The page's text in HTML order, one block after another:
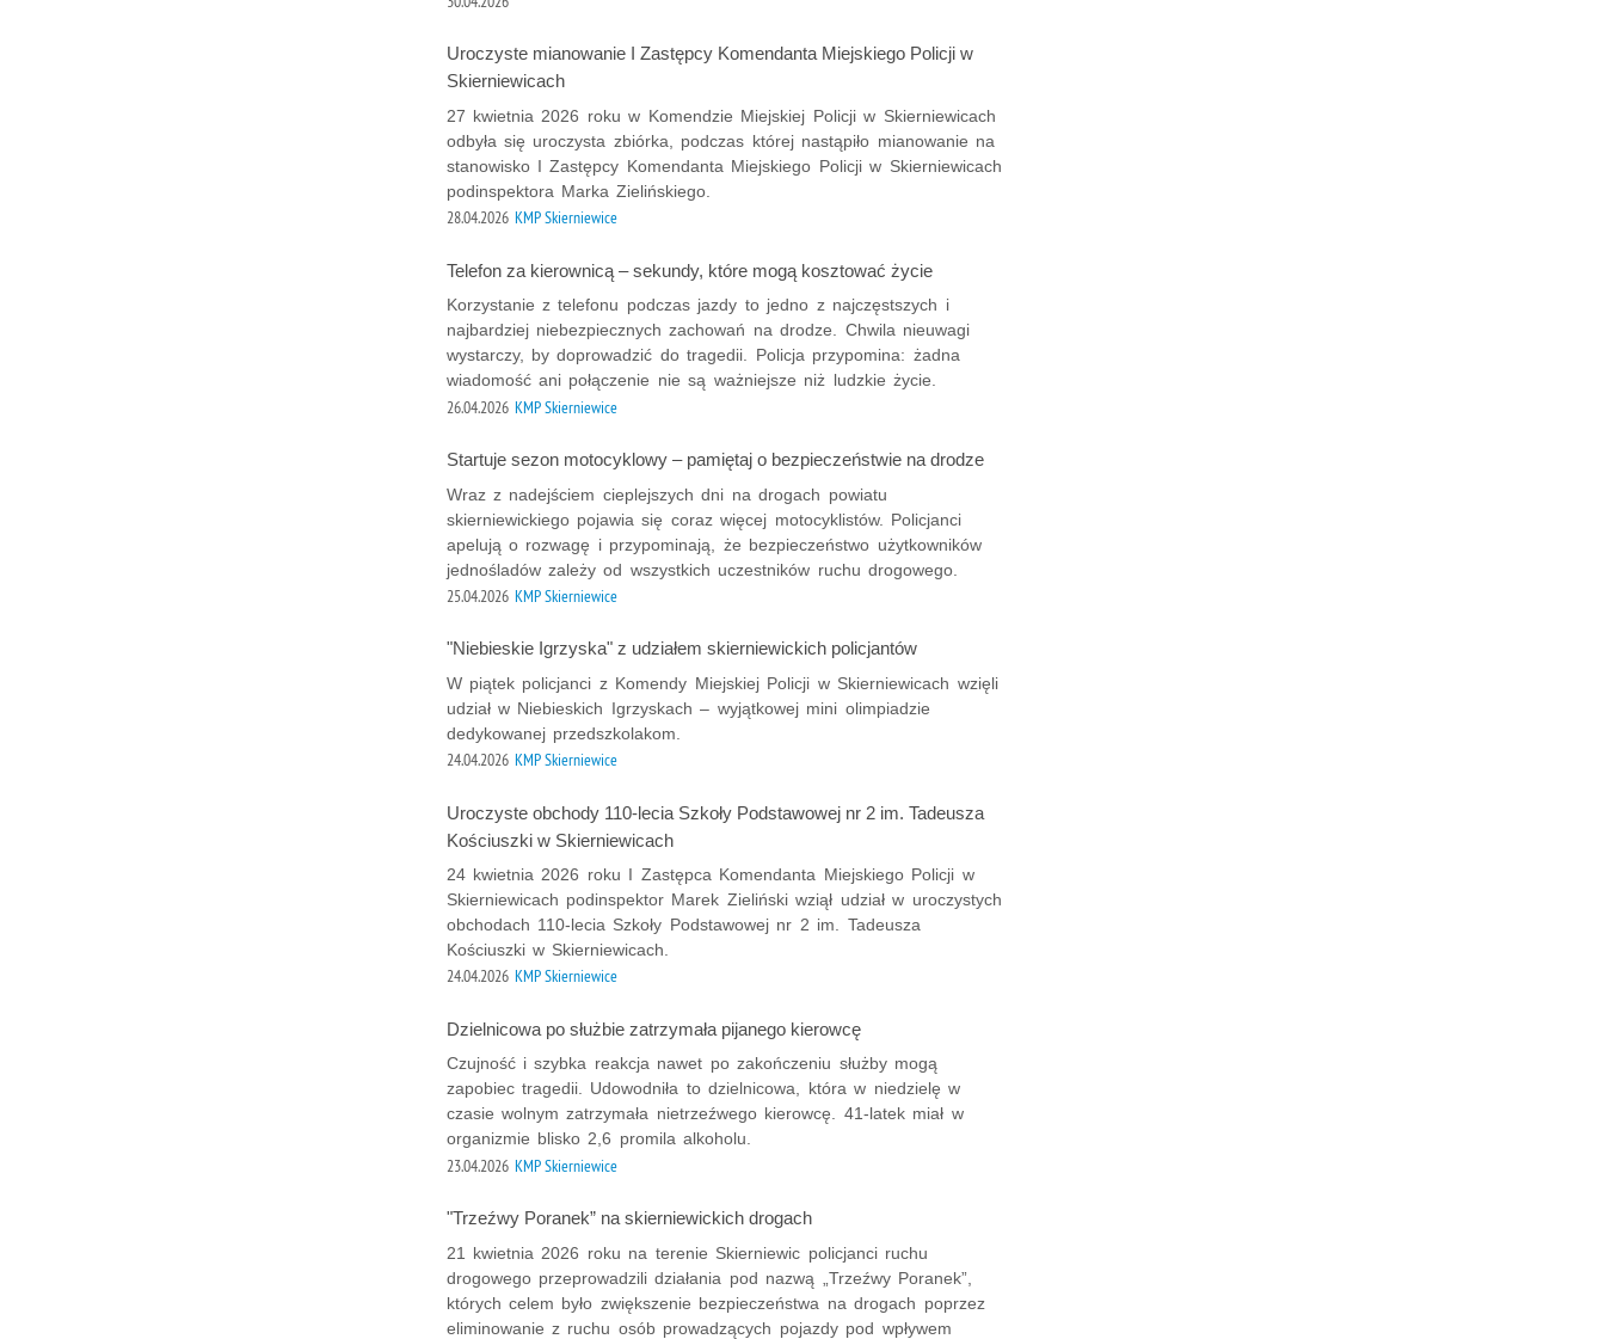
Uroczyste mianowanie I Zastępcy Komendanta Miejskiego Policji w
Skierniewicach
27 kwietnia 2026 roku w Komendzie Miejskiej Policji w Skierniewicach
odbyła się uroczysta zbiórka, podczas której nastąpiło mianowanie na
stanowisko I Zastępcy Komendanta Miejskiego Policji w Skierniewicach
podinspektora Marka Zielińskiego.
28.04.2026 KMP Skierniewice
Telefon za kierownicą – sekundy, które mogą kosztować życie
Korzystanie z telefonu podczas jazdy to jedno z najczęstszych i
najbardziej niebezpiecznych zachowań na drodze. Chwila nieuwagi
wystarczy, by doprowadzić do tragedii. Policja przypomina: żadna
wiadomość ani połączenie nie są ważniejsze niż ludzkie życie.
26.04.2026 KMP Skierniewice
Startuje sezon motocyklowy – pamiętaj o bezpieczeństwie na drodze
Wraz z nadejściem cieplejszych dni na drogach powiatu
skierniewickiego pojawia się coraz więcej motocyklistów. Policjanci
apelują o rozwagę i przypominają, że bezpieczeństwo użytkowników
jednośladów zależy od wszystkich uczestników ruchu drogowego.
25.04.2026 KMP Skierniewice
"Niebieskie Igrzyska" z udziałem skierniewickich policjantów
W piątek policjanci z Komendy Miejskiej Policji w Skierniewicach wzięli
udział w Niebieskich Igrzyskach – wyjątkowej mini olimpiadzie
dedykowanej przedszkolakom.
24.04.2026 KMP Skierniewice
Uroczyste obchody 110-lecia Szkoły Podstawowej nr 2 im. Tadeusza
Kościuszki w Skierniewicach
24 kwietnia 2026 roku I Zastępca Komendanta Miejskiego Policji w
Skierniewicach podinspektor Marek Zieliński wziął udział w uroczystych
obchodach 110-lecia Szkoły Podstawowej nr 2 im. Tadeusza
Kościuszki w Skierniewicach.
24.04.2026 KMP Skierniewice
Dzielnicowa po służbie zatrzymała pijanego kierowcę
Czujność i szybka reakcja nawet po zakończeniu służby mogą
zapobiec tragedii. Udowodniła to dzielnicowa, która w niedzielę w
czasie wolnym zatrzymała nietrzeźwego kierowcę. 41-latek miał w
organizmie blisko 2,6 promila alkoholu.
23.04.2026 KMP Skierniewice
"Trzeźwy Poranek” na skierniewickich drogach
21 kwietnia 2026 roku na terenie Skierniewic policjanci ruchu
drogowego przeprowadzili działania pod nazwą „Trzeźwy Poranek”,
których celem było zwiększenie bezpieczeństwa na drogach poprzez
eliminowanie z ruchu osób prowadzących pojazdy pod wpływem